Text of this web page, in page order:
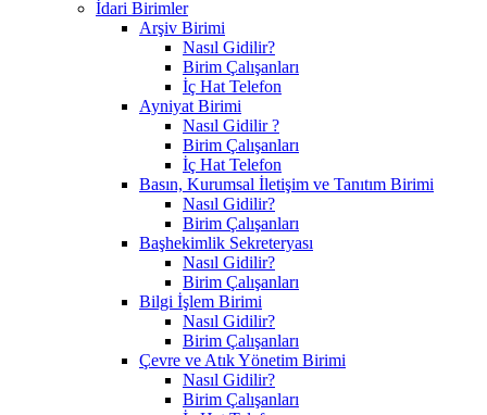
İdari Birimler
Arşiv Birimi
Nasıl Gidilir?
Birim Çalışanları
İç Hat Telefon
Ayniyat Birimi
Nasıl Gidilir ?
Birim Çalışanları
İç Hat Telefon
Basın, Kurumsal İletişim ve Tanıtım Birimi
Nasıl Gidilir?
Birim Çalışanları
Başhekimlik Sekreteryası
Nasıl Gidilir?
Birim Çalışanları
Bilgi İşlem Birimi
Nasıl Gidilir?
Birim Çalışanları
Çevre ve Atık Yönetim Birimi
Nasıl Gidilir?
Birim Çalışanları